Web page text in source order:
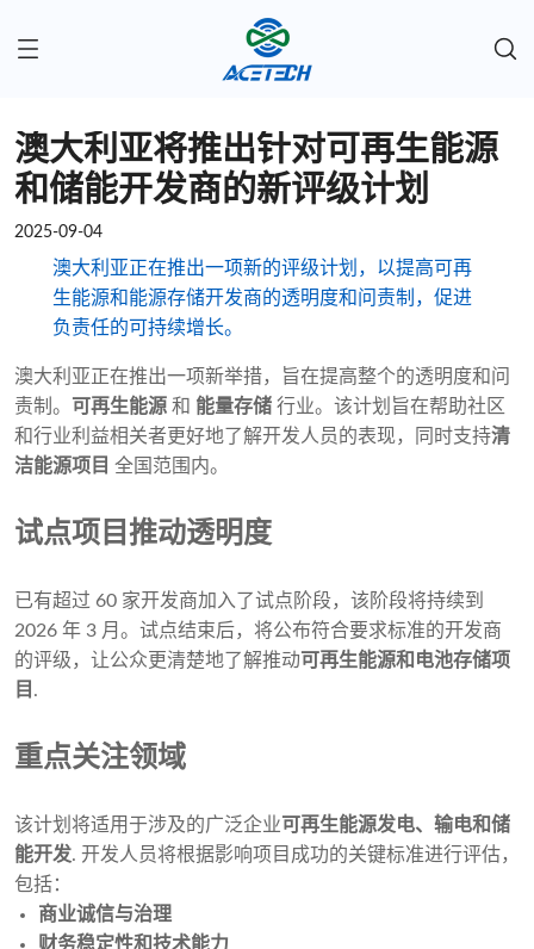
澳大利亚将推出针对可再生能源
和储能开发商的新评级计划
2025-09-04
澳大利亚正在推出一项新的评级计划，以提高可再
生能源和能源存储开发商的透明度和问责制，促进
负责任的可持续增长。
澳大利亚正在推出一项新举措，旨在提高整个的透明度和问
责制。
可再生能源 和 能量存储 行业。该计划旨在帮助社区
和行业利益相关者更好地了解开发人员的表现，同时支持清
洁能源项目 全国范围内。
试点项目推动透明度
已有超过 60 家开发商加入了试点阶段，该阶段将持续到
2026 年 3 月。试点结束后，将公布符合要求标准的开发商
的评级，让公众更清楚地了解推动可再生能源和电池存储项
目 .
重点关注领域
该计划将适用于涉及的广泛企业可再生能源发电、输电和储
能开发. 开发人员将根据影响项目成功的关键标准进行评估，
包括：
商业诚信与治理
财务稳定性和技术能力